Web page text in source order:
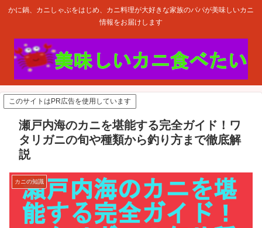
かに鍋、カニしゃぶをはじめ、カニ料理が大好きな家族のパパが美味しいカニ
情報をお届けします
このサイトはPR広告を使用しています
瀬戸内海のカニを堪能する完全ガイド！ワ
タリガニの旬や種類から釣り方まで徹底解
説
カニの知識